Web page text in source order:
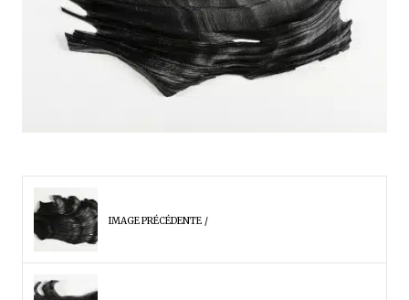
IMAGE PRÉCÉDENTE